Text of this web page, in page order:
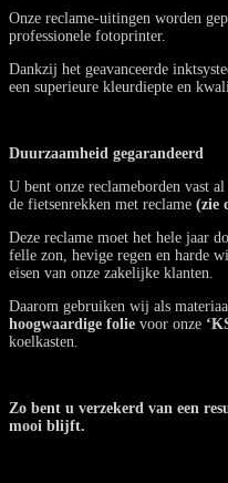
Onze reclame-uitingen worden
professionele fotoprinter.
Dankzij het geavanceerde
een superieure kleurdiepte en
Duurzaamheid gegarandeerd
U bent onze reclameborden vast
de fietsenrekken met reclame (zie
Deze reclame moet het hele jaar
felle zon, hevige regen en harde
eisen van onze zakelijke klanten.
Daarom gebruiken wij als
hoogwaardige folie voor onze
koelkasten.
Zo bent u verzekerd van een
mooi blijft.